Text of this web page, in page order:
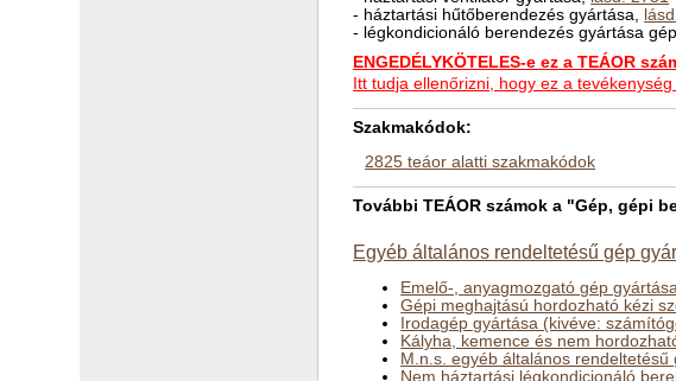
- háztartási hűtőberendezés gyártása,
- légkondicionáló berendezés gyártása
ENGEDÉLYKÖTELES-e ez a TEÁOR
Itt tudja ellenőrizni, hogy ez a
Szakmakódok:
2825 teáor alatti szakmakódok
További TEÁOR számok a "Gép, gépi
Egyéb általános rendeltetésű gép
Emelő-, anyagmozgató gép
Gépi meghajtású hordozható kézi
Irodagép gyártása (kivéve:
Kályha, kemence és nem
M.n.s. egyéb általános rendeltetésű
Nem háztartási légkondicionáló